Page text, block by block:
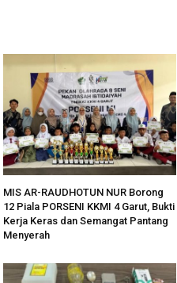
MIS AR-RAUDHOTUN NUR Borong
12 Piala PORSENI KKMI 4 Garut, Bukti
Kerja Keras dan Semangat Pantang
Menyerah